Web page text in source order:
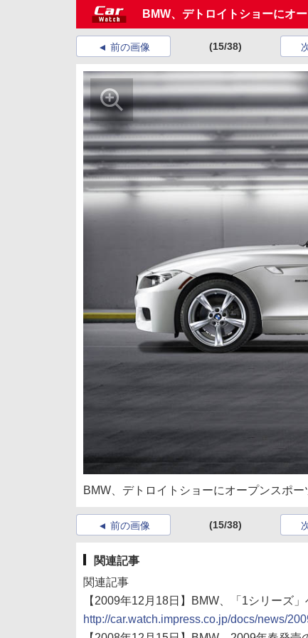
BMW、デトロイトショーにオ
前の画像 (15/38)
BMW、デトロイトショーにオープンスポ
前の画像 (15/38)
関連記事
関連記事
【2009年12月18日】BMW、「1シリーズ
http://car.watch.impress.co.jp/docs/news/